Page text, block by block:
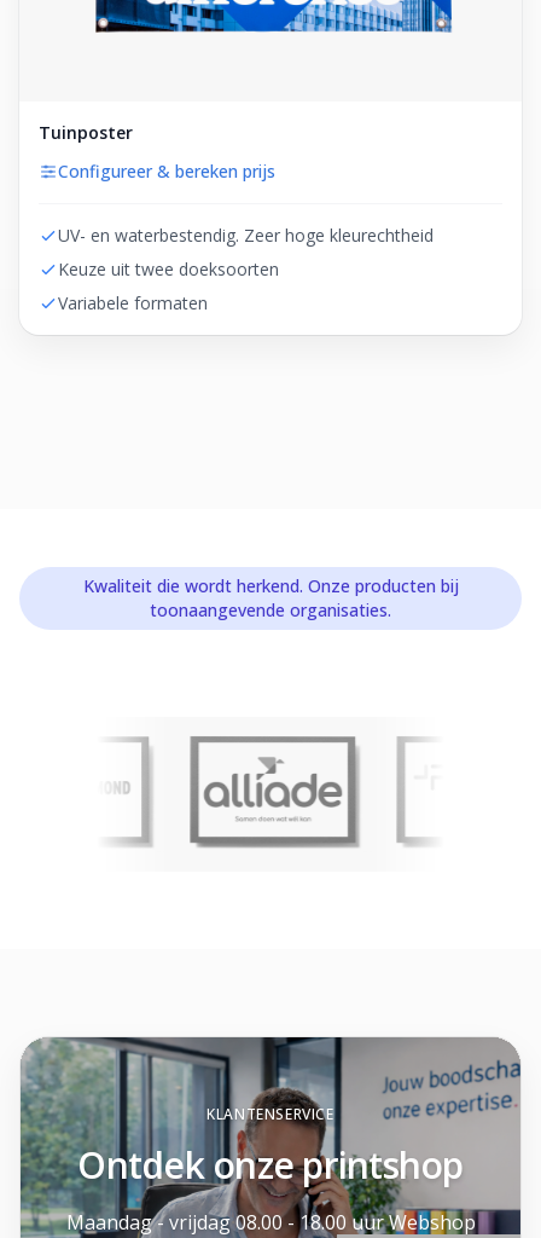
Tuinposter
Configureer & bereken prijs
UV- en waterbestendig. Zeer hoge kleurechtheid
Keuze uit twee doeksoorten
Variabele formaten
Kwaliteit die wordt herkend. Onze producten bij
toonaangevende organisaties.
KLANTENSERVICE
Ontdek onze printshop
Maandag - vrijdag 08.00 - 18.00 uur Webshop